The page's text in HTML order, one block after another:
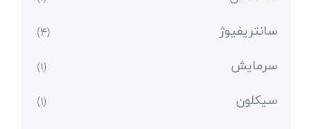
سانتریفیوژ (4)
سرمایش (1)
سیکلون (1)